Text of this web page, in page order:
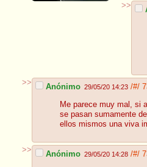
>>
>> Anónimo 29/05/20 14:23 /#/
Me parece muy mal, si
se pasan sumamente
ellos mismos una viva
>> Anónimo 29/05/20 14:28 /#/